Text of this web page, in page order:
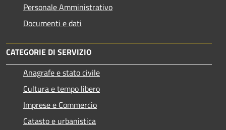
Personale Amministrativo
Documenti e dati
CATEGORIE DI SERVIZIO
Anagrafe e stato civile
Cultura e tempo libero
Imprese e Commercio
Catasto e urbanistica